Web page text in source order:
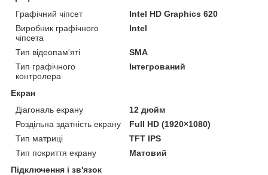
Графічний чіпсет
Intel HD Graphics 620
Виробник графічного
чіпсета
Intel
Тип відеопам'яті
SMA
Тип графічного
контролера
Інтегрований
Екран
Діагональ екрану
12 дюйм
Роздільна здатність екрану
Full HD (1920×1080)
Тип матриці
TFT IPS
Тип покриття екрану
Матовий
Підключення і зв'язок